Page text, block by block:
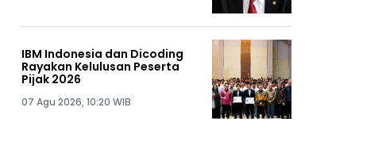
IBM Indonesia dan Dicoding
Rayakan Kelulusan Peserta
Pijak 2026
07 Agu 2026, 10:20 WIB